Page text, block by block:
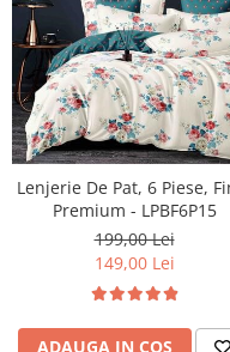
Lenjerie De Pat, 6 Piese,
Premium - LPBF6P15
199,00 Lei
149,00 Lei
ADAUGA IN COS